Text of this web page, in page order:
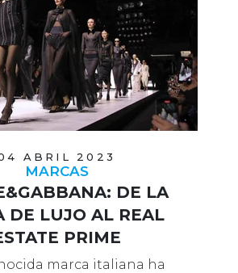
ABRIL 2023
MARCAS
DE LA
DE LUJO AL REAL
PRIME
marca italiana ha